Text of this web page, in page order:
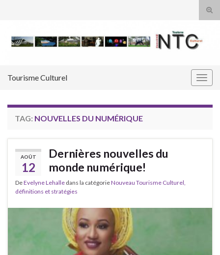
Tourisme Culturel
TAG: NOUVELLES DU NUMÉRIQUE
AOÛT
12
Dernières nouvelles du
monde numérique!
DeEvelyne Lehalle dans la catégorieNouveau Tourisme Culturel,
définitions et stratégies